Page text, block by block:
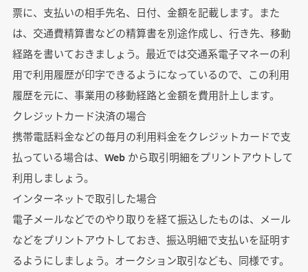
票に、支払いの相手先名、日付、金額を記載します。また
は、交通費精算書などの精算書を別途作成し、行き先、移動
経路を書いておきましょう。最近では交通系電子マネーの利
用で利用履歴が印字できるようになっているので、この利用
履歴を元に、事業用の移動経路と金額を費用計上します。
クレジットカード決済の場合
携帯電話料金などの毎月の利用料金をクレジットカードで支
払っている場合は、Web から取引明細をプリントアウトして
利用しましょう。
インターネットで取引した場合
電子メールなどでのやり取りを経て振込したものは、メール
などをプリントアウトしておき、振込明細で支払いを証明す
るようにしましょう。オークション取引なども、同様です。